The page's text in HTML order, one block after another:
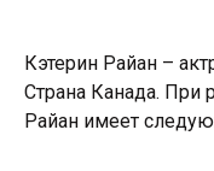
Кэтерин Райан –
Страна Канада. При
Райан имеет